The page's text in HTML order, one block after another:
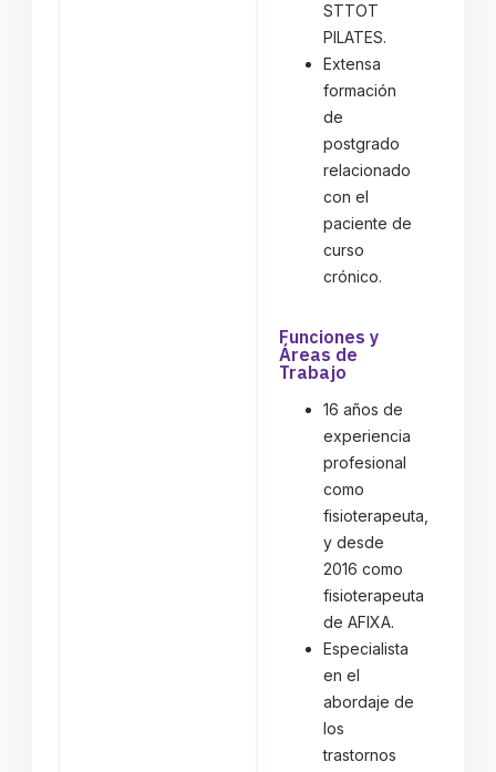
STTOT
PILATES.
Extensa
formación
de
postgrado
relacionado
con el
paciente de
curso
crónico.
Funciones y
Áreas de
Trabajo
16 años de
experiencia
profesional
como
fisioterapeuta,
y desde
2016 como
fisioterapeuta
de AFIXA.
Especialista
en el
abordaje de
los
trastornos